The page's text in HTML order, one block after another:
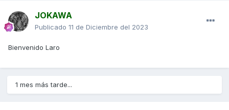
JOKAWA
Publicado 11 de Diciembre del 2023
Bienvenido Laro
1 mes más tarde...